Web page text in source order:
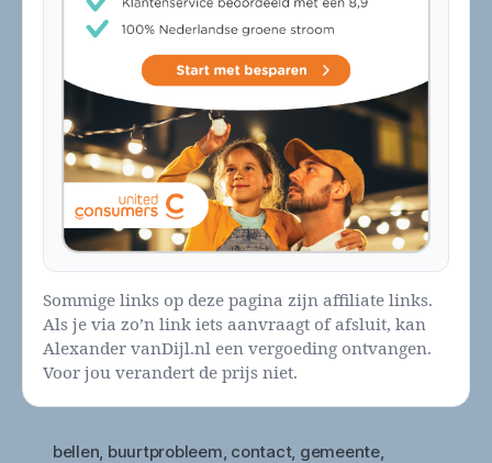
Sommige links op deze pagina zijn affiliate links.
Als je via zo’n link iets aanvraagt of afsluit, kan
Alexander vanDijl.nl een vergoeding ontvangen.
Voor jou verandert de prijs niet.
bellen buurtprobleem contact, gemeente,